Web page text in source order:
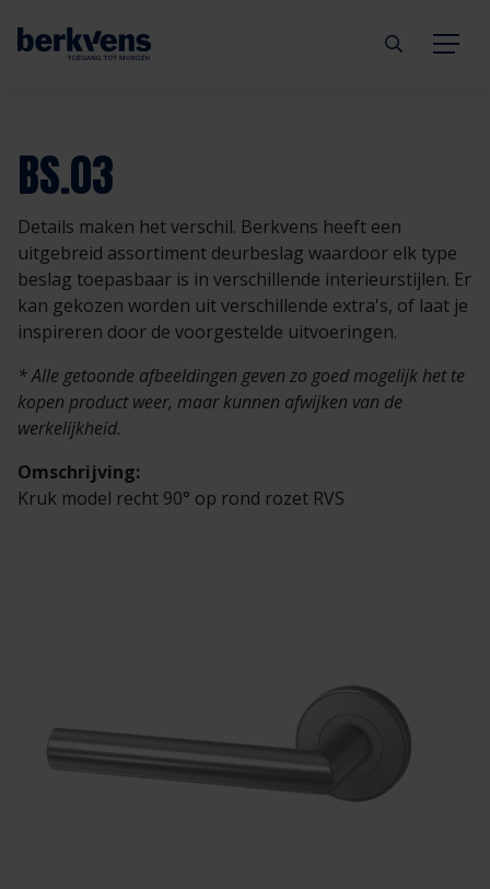
Deuren
Kozijnen
Hang- & sluitwerk
Diensten
Technische documentatie
Veelgestelde vragen
Eengezinswoning
Meergezinswoning
Utiliteitsgebouw
Prefab woning
Aannemer
Architect
Projectontwikkelaar
Handelspartner
Inbraakwerend
Brandwerend
Geluidwerend
Rookwerend
Duurzaamheid
Brochures
mijndeur.nl
Webshop
Inspiratie
Verkooppunten
Veelgestelde vragen
Blog
Organisatie
Duurzaamheid
GND Garantiedeuren
Werken bij Berkvens
BS.03
Details maken het verschil. Berkvens heeft een
uitgebreid assortiment deurbeslag waardoor elk type
beslag toepasbaar is in verschillende interieurstijlen. Er
kan gekozen worden uit verschillende extra's, of laat je
inspireren door de voorgestelde uitvoeringen.
* Alle getoonde afbeeldingen geven zo goed mogelijk het te
kopen product weer, maar kunnen afwijken van de
werkelijkheid.
Omschrijving:
Kruk model recht 90° op rond rozet RVS